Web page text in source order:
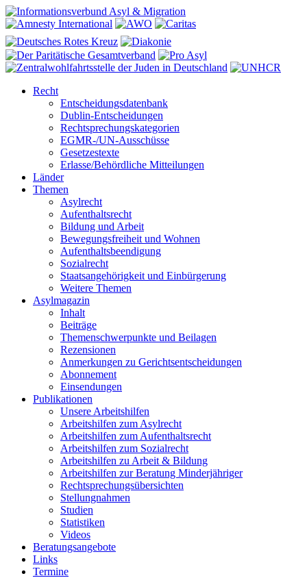
Recht
Entscheidungsdatenbank
Dublin-Entscheidungen
Rechtsprechungskategorien
EGMR-/UN-Ausschüsse
Gesetzestexte
Erlasse/Behördliche Mitteilungen
Länder
Themen
Asylrecht
Aufenthaltsrecht
Bildung und Arbeit
Bewegungsfreiheit und Wohnen
Aufenthaltsbeendigung
Sozialrecht
Staatsangehörigkeit und Einbürgerung
Weitere Themen
Asylmagazin
Inhalt
Beiträge
Themenschwerpunkte und Beilagen
Rezensionen
Anmerkungen zu Gerichtsentscheidungen
Abonnement
Einsendungen
Publikationen
Unsere Arbeitshilfen
Arbeitshilfen zum Asylrecht
Arbeitshilfen zum Aufenthaltsrecht
Arbeitshilfen zum Sozialrecht
Arbeitshilfen zu Arbeit & Bildung
Arbeitshilfen zur Beratung Minderjähriger
Rechtsprechungsübersichten
Stellungnahmen
Studien
Statistiken
Videos
Beratungsangebote
Links
Termine